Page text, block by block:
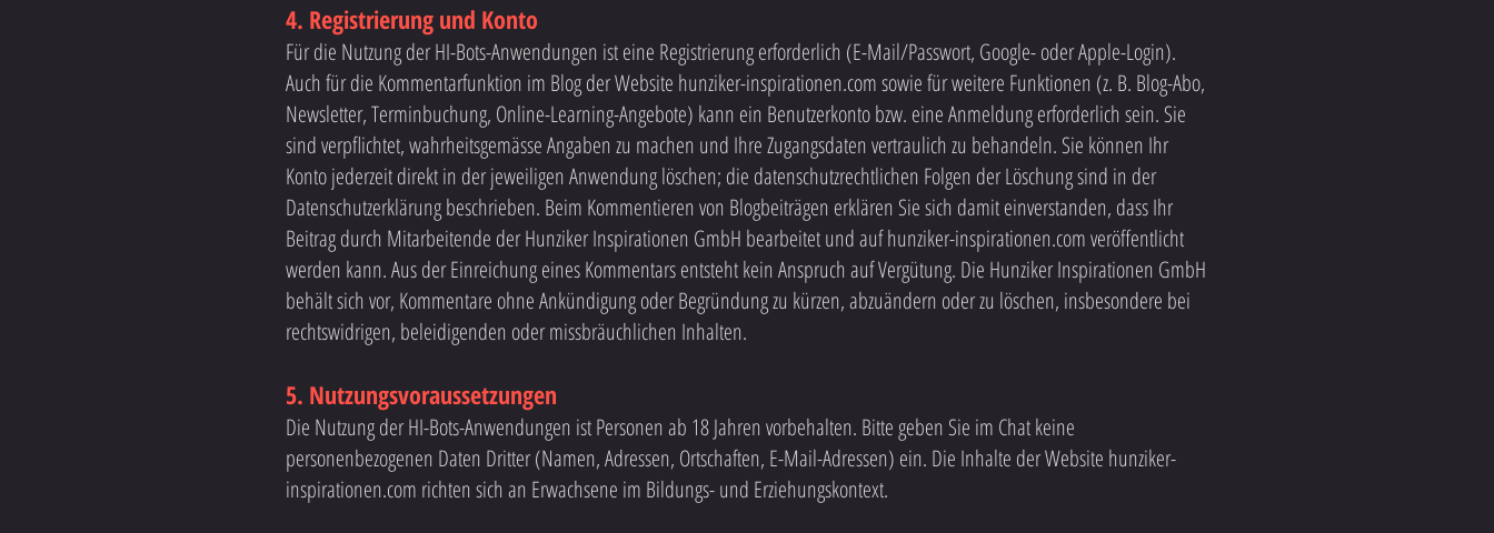
4. Registrierung und Konto
Für die Nutzung der HI-Bots-Anwendungen ist eine Registrierung erforderlich (E-Mail/Passwort, Google- oder Apple-Login).
Auch für die Kommentarfunktion im Blog der Website hunziker-inspirationen.com sowie für weitere Funktionen (z. B. Blog-Abo,
Newsletter, Terminbuchung, Online-Learning-Angebote) kann ein Benutzerkonto bzw. eine Anmeldung erforderlich sein. Sie
sind verpflichtet, wahrheitsgemässe Angaben zu machen und Ihre Zugangsdaten vertraulich zu behandeln. Sie können Ihr
Konto jederzeit direkt in der jeweiligen Anwendung löschen; die datenschutzrechtlichen Folgen der Löschung sind in der
Datenschutzerklärung beschrieben. Beim Kommentieren von Blogbeiträgen erklären Sie sich damit einverstanden, dass Ihr
Beitrag durch Mitarbeitende der Hunziker Inspirationen GmbH bearbeitet und auf hunziker-inspirationen.com veröffentlicht
werden kann. Aus der Einreichung eines Kommentars entsteht kein Anspruch auf Vergütung. Die Hunziker Inspirationen GmbH
behält sich vor, Kommentare ohne Ankündigung oder Begründung zu kürzen, abzuändern oder zu löschen, insbesondere bei
rechtswidrigen, beleidigenden oder missbräuchlichen Inhalten.
5. Nutzungsvoraussetzungen
Die Nutzung der HI-Bots-Anwendungen ist Personen ab 18 Jahren vorbehalten. Bitte geben Sie im Chat keine
personenbezogenen Daten Dritter (Namen, Adressen, Ortschaften, E-Mail-Adressen) ein. Die Inhalte der Website hunziker-
inspirationen.com richten sich an Erwachsene im Bildungs- und Erziehungskontext.